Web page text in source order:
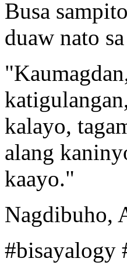
Busa
duaw nato
kalayo,
alang
kaayo."
Nagdibuho,
#bisayalogy